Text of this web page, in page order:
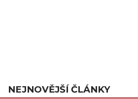
NEJNOVĚJŠÍ ČLÁNKY